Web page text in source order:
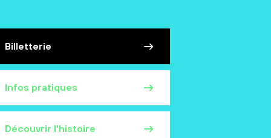
Billetterie
Infos pratiques
Découvrir l'histoire